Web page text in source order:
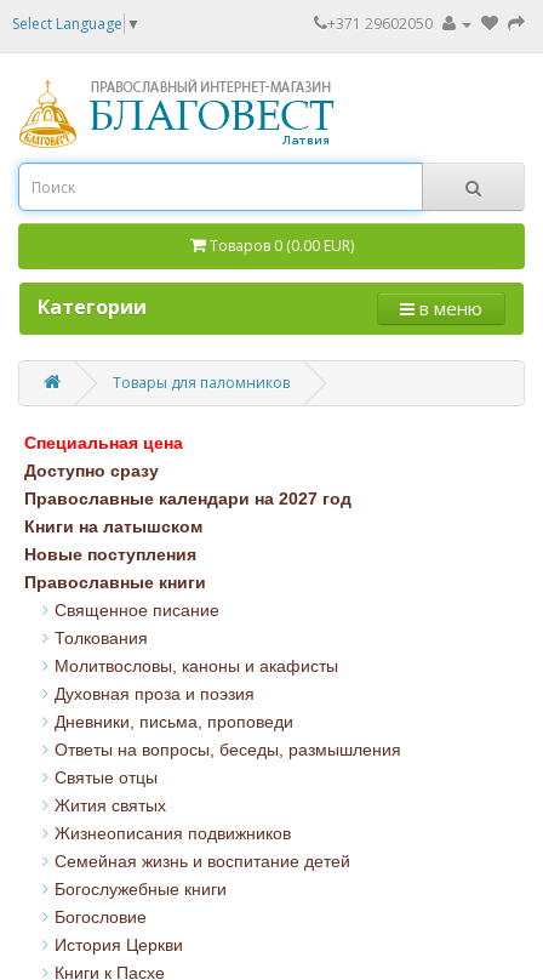
Select Language ▼ +371 29602050
Товаров 0 (0.00 EUR)
Категории в меню
Товары для паломников
Специальная цена
Доступно сразу
Православные календари на 2027 год
Книги на латышском
Новые поступления
Православные книги
Священное писание
Толкования
Молитвословы, каноны и акафисты
Духовная проза и поэзия
Дневники, письма, проповеди
Ответы на вопросы, беседы, размышления
Святые отцы
Жития святых
Жизнеописания подвижников
Семейная жизнь и воспитание детей
Богослужебные книги
Богословие
История Церкви
Книги к Пасхе